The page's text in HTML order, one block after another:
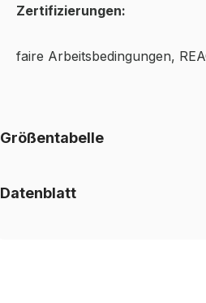
Zertifizierungen:
faire Arbeitsbedingungen,
Größentabelle
Datenblatt